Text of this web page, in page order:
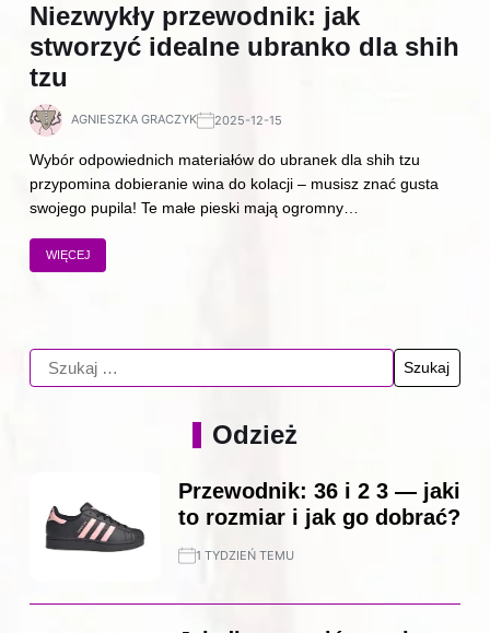
Niezwykły przewodnik: jak
stworzyć idealne ubranko dla shih
tzu
AGNIESZKA GRACZYK 2025-12-15
Wybór odpowiednich materiałów do ubranek dla shih tzu
przypomina dobieranie wina do kolacji – musisz znać gusta
swojego pupila! Te małe pieski mają ogromny…
WIĘCEJ
Odzież
Przewodnik: 36 i 2 3 — jaki
to rozmiar i jak go dobrać?
1 TYDZIEŃ TEMU